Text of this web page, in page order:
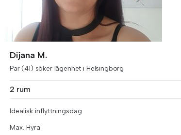
Dijana M.
Par (41) söker lägenhet i Helsingborg
2 rum
Idealisk inflyttningsdag
Max. Hyra